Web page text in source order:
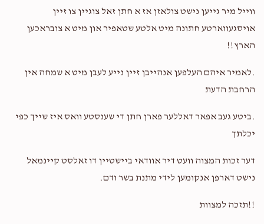
ווייל מיר גייען נישט צולאזן אז א חתן זאל צוגיין צו זיין
אויסגעווארטע חתונה מיט אלטע שטאפיר און מיט א צובראכען
הארץ!!
.לאמיר איהם העלפען אנהייבן זיין נייע לעבן מיט א שמחה אין
הרחבת הדעת
.ביטע געב אפאר דאללער פארן חתן די שענסטע וואס איז שייך כפי
יכלתך
דער זכות המצוה וועט דיר אוודאי ביישטיין דו זאלסט קיינמאל
נישט דארפן אנקומען לידי מתנת בשר ודם.
!!תזכה למצוות